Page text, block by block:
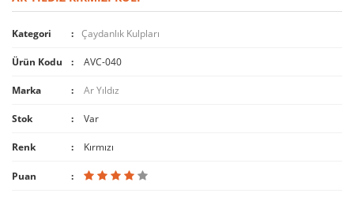
Kategori Çaydanlık Kulpları
Ürün Kodu AVC-040
Marka Ar Yıldız
Stok Var
Renk Kırmızı
Puan